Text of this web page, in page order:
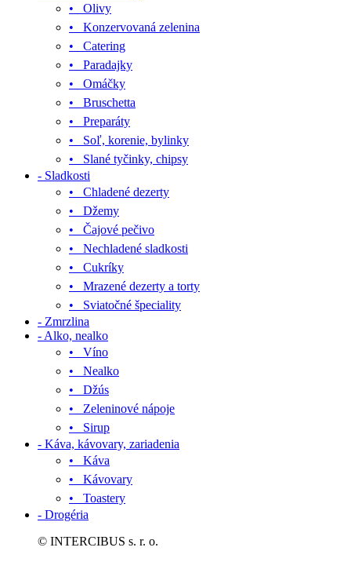
• Olivy
• Konzervovaná zelenina
• Catering
• Paradajky
• Omáčky
• Bruschetta
• Preparáty
• Soľ, korenie, bylinky
• Slané tyčinky, chipsy
- Sladkosti
• Chladené dezerty
• Džemy
• Čajové pečivo
• Nechladené sladkosti
• Cukríky
• Mrazené dezerty a torty
• Sviatočné špeciality
- Zmrzlina
- Alko, nealko
• Víno
• Nealko
• Džús
• Zeleninové nápoje
• Sirup
- Káva, kávovary, zariadenia
• Káva
• Kávovary
• Toastery
- Drogéria
© INTERCIBUS s. r. o.